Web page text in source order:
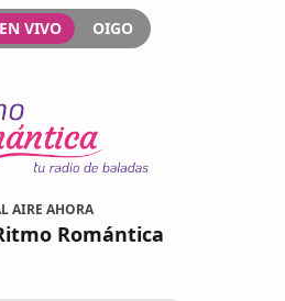
VIVO OIGO
AIRE AHORA
Romántica